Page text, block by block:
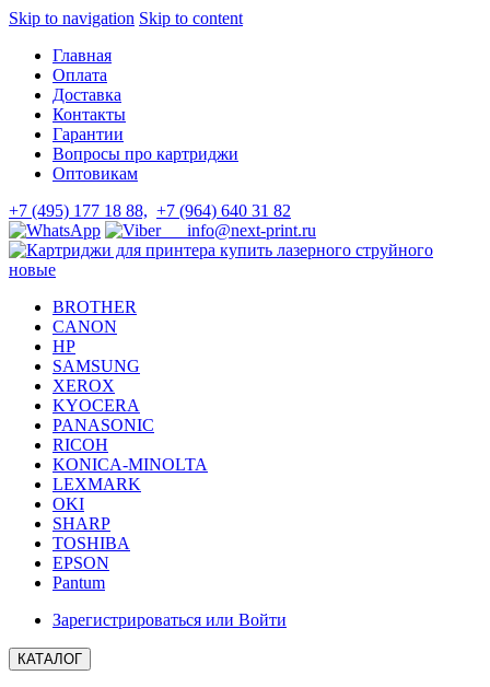
Skip to navigation Skip to content
Главная
Оплата
Доставка
Контакты
Гарантии
Вопросы про картриджи
Оптовикам
+7 (495) 177 18 88, +7 (964) 640 31 82
info@next-print.ru
BROTHER
CANON
HP
SAMSUNG
XEROX
KYOCERA
PANASONIC
RICOH
KONICA-MINOLTA
LEXMARK
OKI
SHARP
TOSHIBA
EPSON
Pantum
Зарегистрироваться или Войти
КАТАЛОГ